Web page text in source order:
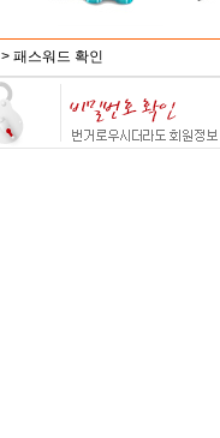
> 패스워드 확인